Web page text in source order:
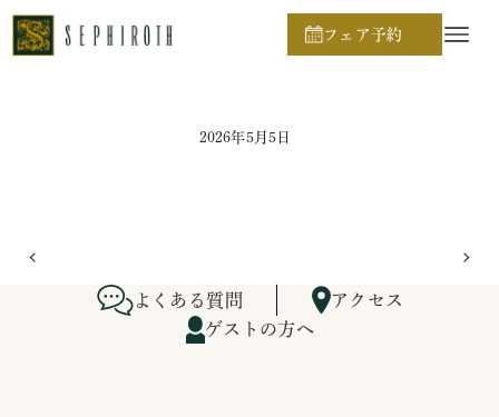
フェア予約
ホーム
2026年5月5日
よくある質問
アクセス
ゲストの方へ